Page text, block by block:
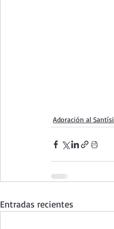
Adoración al
Entradas recientes